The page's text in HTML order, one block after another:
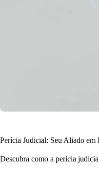
Perícia Judicial: Seu Aliado em
Descubra como a perícia